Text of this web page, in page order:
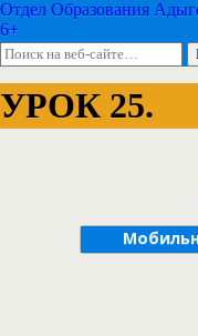
Отдел Образования
6+
УРОК 25.